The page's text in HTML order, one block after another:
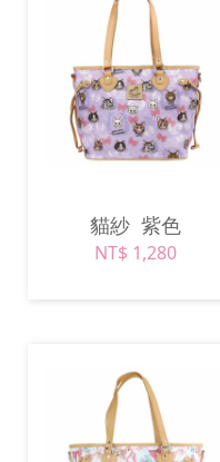
貓紗 紫色
NT$ 1,280